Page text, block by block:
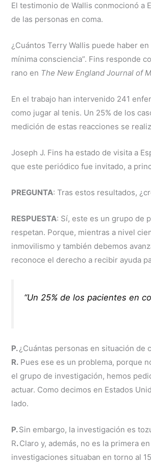
El testimonio de Wallis conmocionó a
de las personas en coma.
¿Cuántos Terry Wallis puede haber
mínima consciencia”. Fins responde
rano en The New England Journal of
En el trabajo han intervenido 241
como jugar al tenis. Un 25% de los
medición de estas reacciones se
Joseph J. Fins ha estado de visita a
que este periódico fue invitado, a
PREGUNTA: Tras estos resultados,
RESPUESTA: Sí, este es un grupo de
respetan. Porque, mientras a nivel
inmovilismo y también debemos
reconoce el derecho a recibir ayuda
“Un 25% de los pacientes en
P.¿Cuántas personas en situación de
R. Pues ese es un problema, porque
el grupo de investigación, hemos
actuar. Como decimos en Estados
lado.
P.Sin embargo, la investigación es
R.Claro y, además, no es la primera
investigaciones situaban en torno al